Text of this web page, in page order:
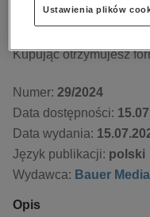
Numer: 29/2024
Data dostępności:
Data wydania:
Język publikacji: polski
Wydawca: Bauer
Kupując otrzymujesz
Opis
Ustawienia plików